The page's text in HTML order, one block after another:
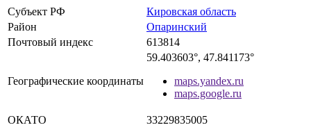
Субъект РФ
Кировская область
Район
Опаринский
Почтовый индекс
613814
Географические координаты
59.403603°, 47.841173°
maps.yandex.ru
maps.google.ru
ОКАТО 33229835005